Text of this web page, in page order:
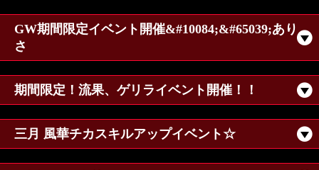
GW期間限定イベント開催&#10084;&#65039;あり
さ
期間限定！流果、ゲリライベント開催！！
三月 風華チカスキルアップイベント☆